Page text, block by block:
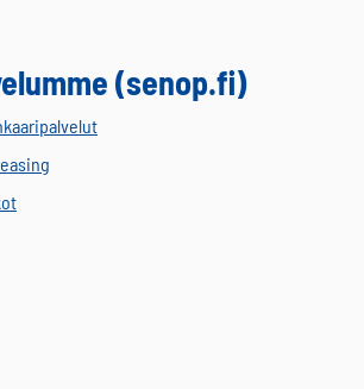
(senop.fi)